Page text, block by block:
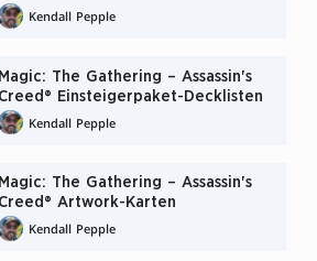
Kendall Pepple
Magic: The Gathering – Assassin's
Creed® Einsteigerpaket-Decklisten
Kendall Pepple
Magic: The Gathering – Assassin's
Creed® Artwork-Karten
Kendall Pepple